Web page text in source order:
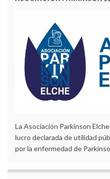
La Asociación Parkinson
lucro declarada de utilidad
por la enfermedad de